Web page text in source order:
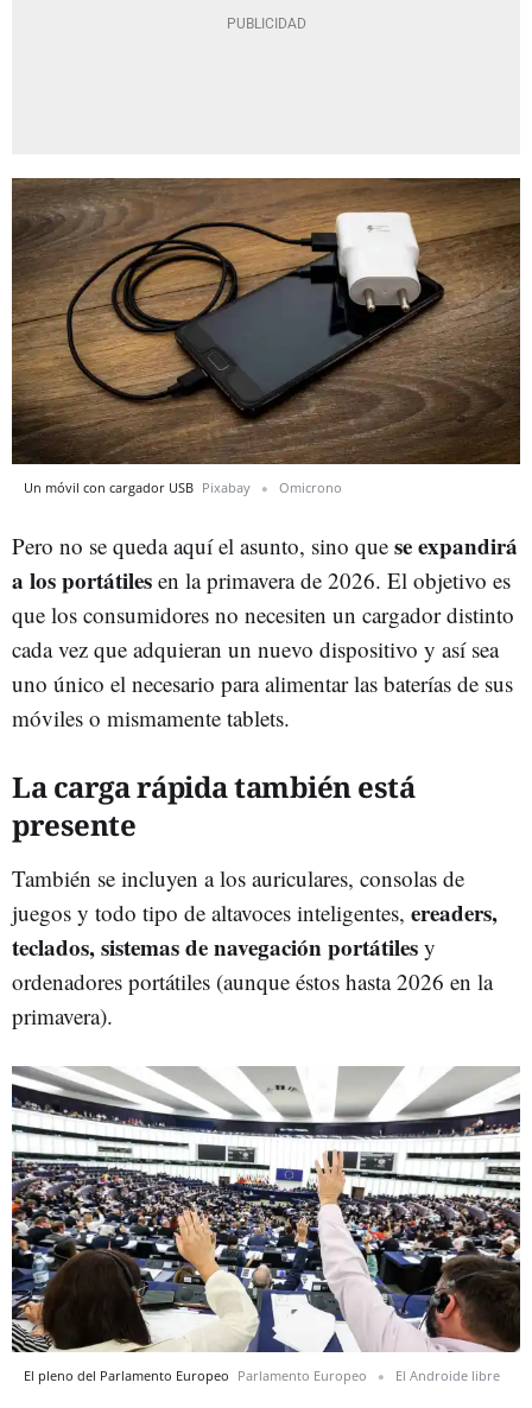
Un móvil con cargador USB Pixabay Omicrono
Pero no se queda aquí el asunto, sino que se expandirá
a los portátiles en la primavera de 2026. El objetivo es
que los consumidores no necesiten un cargador distinto
cada vez que adquieran un nuevo dispositivo y así sea
uno único el necesario para alimentar las baterías de sus
móviles o mismamente tablets.
La carga rápida también está
presente
También se incluyen a los auriculares, consolas de
juegos y todo tipo de altavoces inteligentes, ereaders,
teclados, sistemas de navegación portátiles y
ordenadores portátiles (aunque éstos hasta 2026 en la
primavera).
El pleno del Parlamento Europeo Parlamento Europeo El Androide libre